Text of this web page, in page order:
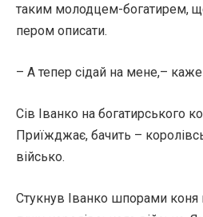
таким молодцем-богатирем, що
пером описати.
– А тепер сідай на мене,– каже
Сів Іванко на богатирського
Приїжджає, бачить –
військо.
Стукнув Іванко шпорами коня